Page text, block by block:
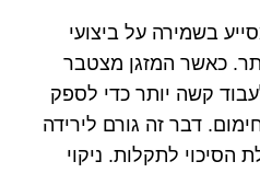
בשמירה על ביצועי
כאשר המזגן מצטבר
קשה יותר כדי לספק
דבר זה גורם לירידה
הסיכוי לתקלות. ניקוי